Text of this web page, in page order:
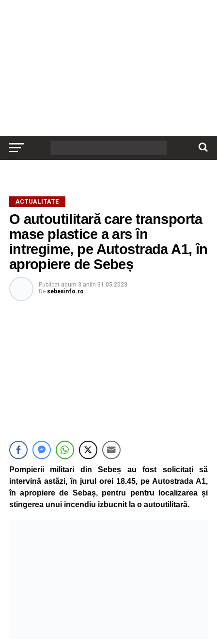
ACTUALITATE
O autoutilitară care transporta
mase plastice a ars în
intregime, pe Autostrada A1, în
apropiere de Sebeș
Publicat acum 3 aniîn 31.05.2023
De sebesinfo.ro
Pompierii militari din Sebeș au fost solicitați să
intervină astăzi, în jurul orei 18.45, pe Autostrada A1,
în apropiere de Sebaș, pentru pentru localizarea și
stingerea unui incendiu izbucnit la o autoutilitară.